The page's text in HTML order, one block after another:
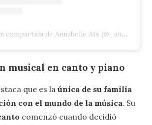
Una publicación compartida de Annabelle Ats (@_annabelle_ats)
musical en canto y piano
que es laúnica de su familia
con el mundo de la música. Su
comenzó cuando decidió